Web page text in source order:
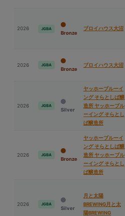
2026 JGBA
Bronze
ブロイハウス⼤沼
2026 JGBA
Bronze
ブロイハウス⼤沼
2026 JGBA
Silver
ヤッホーブルーイ
ング そらとしば醸
造所 ヤッホーブル
ーイング そらとし
ば醸造所
2026 JGBA
Bronze
ヤッホーブルーイ
ング そらとしば醸
造所 ヤッホーブル
ーイング そらとし
ば醸造所
2026 JGBA
Silver
⽉と太陽
BREWING⽉と太
陽BREWING